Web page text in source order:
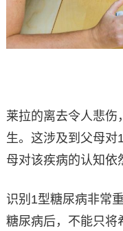
莱拉的离去令人悲伤
生。这涉及到父母对
母对该疾病的认知依
识别1型糖尿病非常
糖尿病后，不能只将